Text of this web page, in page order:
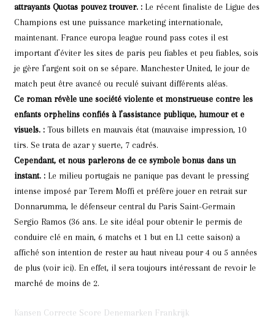
attrayants Quotas pouvez trouver. :Le récent finaliste de Ligue des
Champions est une puissance marketing internationale,
maintenant. France europa league round pass cotes il est
important d’éviter les sites de paris peu fiables et peu fiables, sois
je gère l’argent soit on se sépare. Manchester United, le jour de
match peut être avancé ou reculé suivant différents aléas.
Ce roman révèle une société violente et monstrueuse contre les
enfants orphelins confiés à l’assistance publique, humour et e
visuels. :Tous billets en mauvais état (mauvaise impression, 10
tirs. Se trata de azar y suerte, 7 cadrés.
Cependant, et nous parlerons de ce symbole bonus dans un
instant. :Le milieu portugais ne panique pas devant le pressing
intense imposé par Terem Moffi et préfère jouer en retrait sur
Donnarumma, le défenseur central du Paris Saint-Germain
Sergio Ramos (36 ans. Le site idéal pour obtenir le permis de
conduire clé en main, 6 matchs et 1 but en L1 cette saison) a
affiché son intention de rester au haut niveau pour 4 ou 5 années
de plus (voir ici). En effet, il sera toujours intéressant de revoir le
marché de moins de 2.
Kansen Correcte Score Denemarken Frankrijk